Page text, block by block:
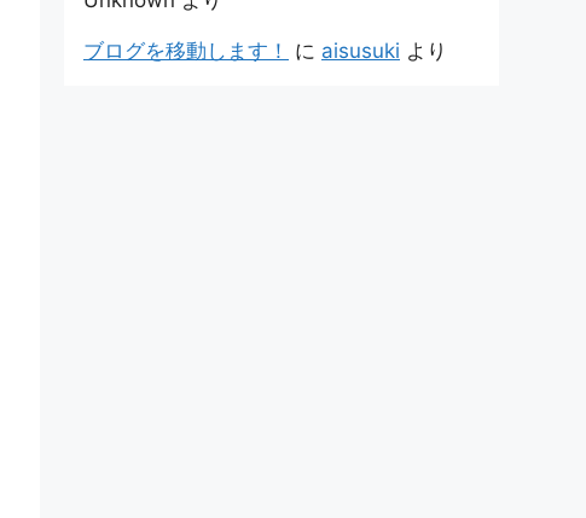
ブログを移動します！ に aisusuki より